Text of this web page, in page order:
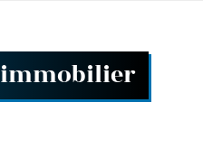
immobilier